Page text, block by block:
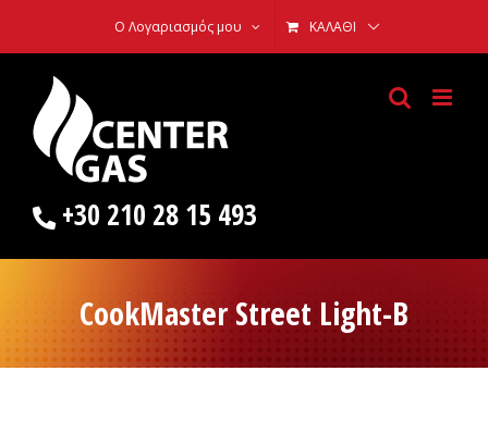
content
Ο Λογαριασμός μου ΚΑΛΆΘΙ
+30 210 28 15 493
CookMaster Street Light-B